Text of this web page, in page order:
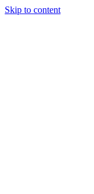
Skip to content